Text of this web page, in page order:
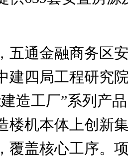
通金融商务区安
建四局工程研究
造工厂”系列产
楼机本体上创新
覆盖核心工序。